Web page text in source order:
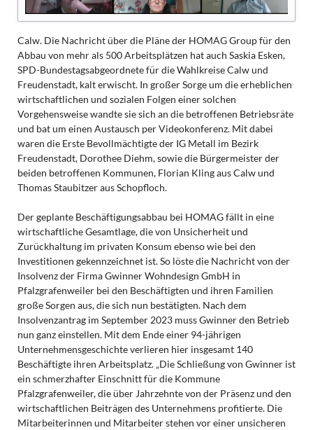
Calw. Die Nachricht über die Pläne der HOMAG Group für den
Abbau von mehr als 500 Arbeitsplätzen hat auch Saskia Esken,
SPD-Bundestagsabgeordnete für die Wahlkreise Calw und
Freudenstadt, kalt erwischt. In großer Sorge um die erheblichen
wirtschaftlichen und sozialen Folgen einer solchen
Vorgehensweise wandte sie sich an die betroffenen Betriebsräte
und bat um einen Austausch per Videokonferenz. Mit dabei
waren die Erste Bevollmächtigte der IG Metall im Bezirk
Freudenstadt, Dorothee Diehm, sowie die Bürgermeister der
beiden betroffenen Kommunen, Florian Kling aus Calw und
Thomas Staubitzer aus Schopfloch.
Der geplante Beschäftigungsabbau bei HOMAG fällt in eine
wirtschaftliche Gesamtlage, die von Unsicherheit und
Zurückhaltung im privaten Konsum ebenso wie bei den
Investitionen gekennzeichnet ist. So löste die Nachricht von der
Insolvenz der Firma Gwinner Wohndesign GmbH in
Pfalzgrafenweiler bei den Beschäftigten und ihren Familien
große Sorgen aus, die sich nun bestätigten. Nach dem
Insolvenzantrag im September 2023 muss Gwinner den Betrieb
nun ganz einstellen. Mit dem Ende einer 94-jährigen
Unternehmensgeschichte verlieren hier insgesamt 140
Beschäftigte ihren Arbeitsplatz. „Die Schließung von Gwinner ist
ein schmerzhafter Einschnitt für die Kommune
Pfalzgrafenweiler, die über Jahrzehnte von der Präsenz und den
wirtschaftlichen Beiträgen des Unternehmens profitierte. Die
Mitarbeiterinnen und Mitarbeiter stehen vor einer unsicheren